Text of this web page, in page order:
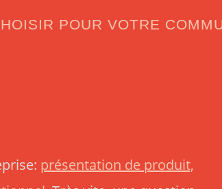
POUR VOTRE
présentation de produit,